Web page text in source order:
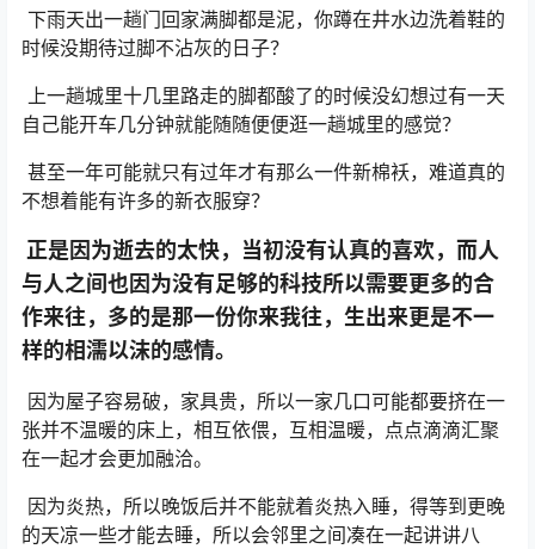
下雨天出一趟门回家满脚都是泥，你蹲在井水边洗着鞋的
时候没期待过脚不沾灰的日子？
上一趟城里十几里路走的脚都酸了的时候没幻想过有一天
自己能开车几分钟就能随随便便逛一趟城里的感觉？
甚至一年可能就只有过年才有那么一件新棉袄，难道真的
不想着能有许多的新衣服穿？
正是因为逝去的太快，当初没有认真的喜欢，而人
与人之间也因为没有足够的科技所以需要更多的合
作来往，多的是那一份你来我往，生出来更是不一
样的相濡以沫的感情。
因为屋子容易破，家具贵，所以一家几口可能都要挤在一
张并不温暖的床上，相互依偎，互相温暖，点点滴滴汇聚
在一起才会更加融洽。
因为炎热，所以晚饭后并不能就着炎热入睡，得等到更晚
的天凉一些才能去睡，所以会邻里之间凑在一起讲讲八